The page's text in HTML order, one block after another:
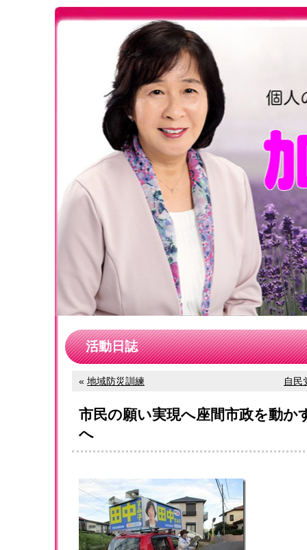
活動日誌
« 地域防災訓練 自民
市民の願い実現へ座間市政を動か
へ